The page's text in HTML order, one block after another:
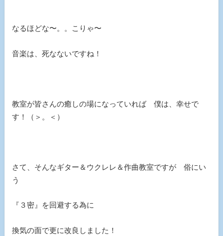
なるほどな〜。。こりゃ〜
音楽は、死なないですね！
教室が皆さんの癒しの場になっていれば 僕は、幸せで
す！（＞。＜）
さて、そんなギター＆ウクレレ＆作曲教室ですが 俗にい
う
『３密』を回避する為に
換気の面で更に改良しました！